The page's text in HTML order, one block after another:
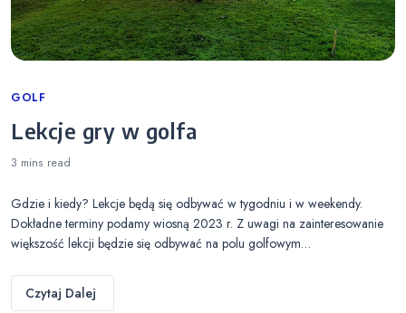
Categories
GOLF
Lekcje gry w golfa
3 mins read
Gdzie i kiedy? Lekcje będą się odbywać w tygodniu i w weekendy.
Dokładne terminy podamy wiosną 2023 r. Z uwagi na zainteresowanie
większość lekcji będzie się odbywać na polu golfowym…
Czytaj Dalej